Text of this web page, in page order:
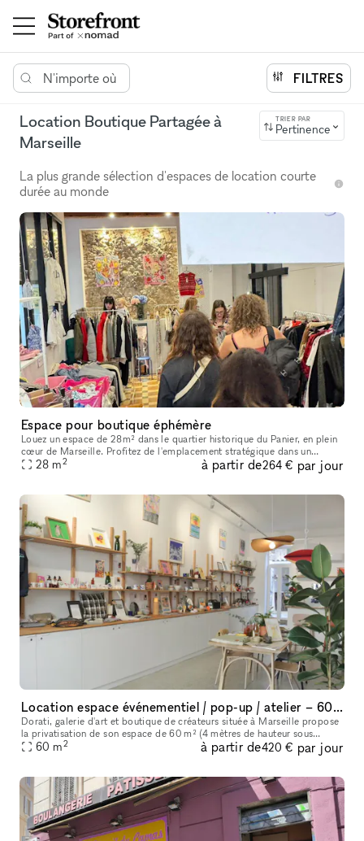
N'importe où FILTRES
Location Boutique Partagée à
Marseille
TRIER PAR
Pertinence
La plus grande sélection d'espaces de location courte
durée au monde
Espace pour boutique éphémère
Louez un espace de 28m² dans le quartier historique du Panier, en plein
cœur de Marseille. Profitez de l'emplacement stratégique dans un
quartier très fréquenté par les touristes, idéal pour une bout
28 m2 à partir de264 € par jour
Location espace événementiel / pop-up / atelier – 60m² + terrasse – Marseille
Dorati, galerie d'art et boutique de créateurs située à Marseille propose
la privatisation de son espace de 60 m² (4 mètres de hauteur sous
plafond) avec 20 m² de patio. Un lieu atypique et chaleure
60 m2 à partir de420 € par jour